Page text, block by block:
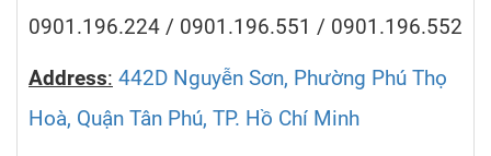
0901.196.224 / 0901.196.551 / 0901.196.552
Address: 442D Nguyễn Sơn, Phường Phú Thọ
Hoà, Quận Tân Phú, TP. Hồ Chí Minh